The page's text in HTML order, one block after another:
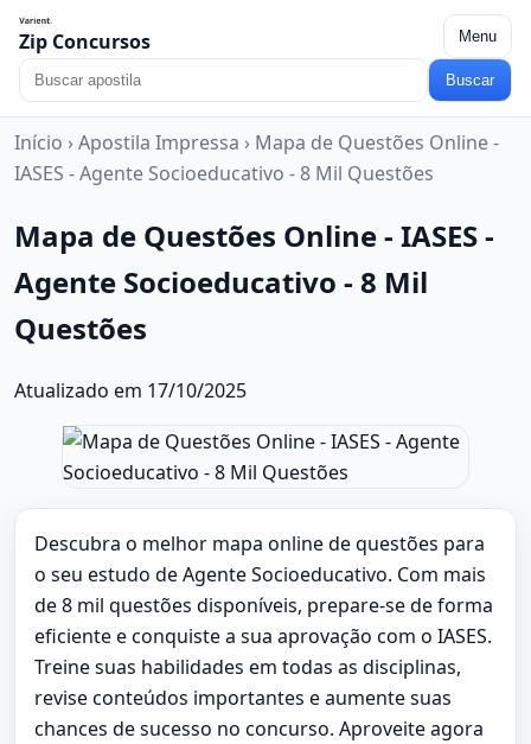
Zip Concursos Menu
Buscar
Início › Apostila Impressa › Mapa de Questões Online -
IASES - Agente Socioeducativo - 8 Mil Questões
Mapa de Questões Online - IASES -
Agente Socioeducativo - 8 Mil
Questões
Atualizado em 17/10/2025
Descubra o melhor mapa online de questões para
o seu estudo de Agente Socioeducativo. Com mais
de 8 mil questões disponíveis, prepare-se de forma
eficiente e conquiste a sua aprovação com o IASES.
Treine suas habilidades em todas as disciplinas,
revise conteúdos importantes e aumente suas
chances de sucesso no concurso. Aproveite agora